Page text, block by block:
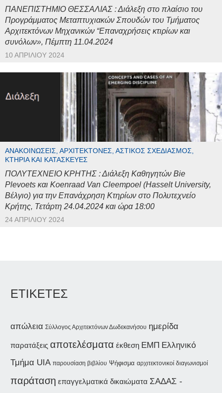
ΠΑΝΕΠΙΣΤΗΜΙΟ ΘΕΣΣΑΛΙΑΣ : Διάλεξη στο πλαίσιο του
Προγράμματος Μεταπτυχιακών Σπουδών του Τμήματος
Αρχιτεκτόνων Μηχανικών “Επαναχρήσεις κτιρίων και
συνόλων», Πέμπτη 11.04.2024
10 ΑΠΡΙΛΊΟΥ 2024
ΑΝΑΚΟΙΝΏΣΕΙΣ, ΑΡΧΙΤΈΚΤΟΝΕΣ, ΑΣΤΙΚΌΣ ΣΧΕΔΙΑΣΜΌΣ,
ΚΤΉΡΙΑ ΚΑΙ ΚΑΤΑΣΚΕΥΈΣ
ΠΟΛΥΤΕΧΝΕΙΟ ΚΡΗΤΗΣ : Διάλεξη Καθηγητών Bie
Plevoets και Koenraad Van Cleempoel (Hasselt University,
Βέλγιο) για την Επανάχρηση Κτηρίων στο Πολυτεχνείο
Κρήτης, Τετάρτη 24.04.2024 και ώρα 18:00
24 ΑΠΡΙΛΊΟΥ 2024
ΕΤΙΚΕΤΕΣ
απώλεια Σύλλογος Αρχιτεκτόνων Δωδεκανήσου ημερίδα
παρατάξεις αποτελέσματα έκθεση ΕΜΠ Ελληνικό
Τμήμα UIA παρουσίαση βιβλίου Ψήφισμα αρχιτεκτονικοί διαγωνισμοί
παράταση επαγγελματικά δικαιώματα ΣΑΔΑΣ -